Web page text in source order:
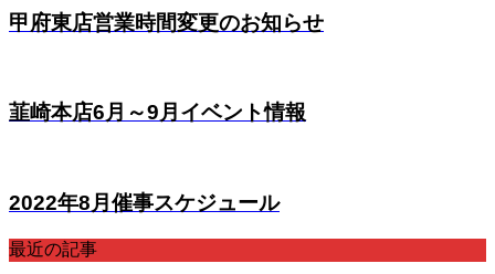
甲府東店営業時間変更のお知らせ
韮崎本店6月～9月イベント情報
2022年8月催事スケジュール
最近の記事